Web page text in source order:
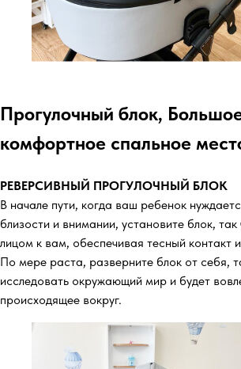
Прогулочный блок,
комфортное спальное
РЕВЕРСИВНЫЙ ПРОГУЛОЧНЫЙ БЛОК
В начале пути, когда ваш ребенок
близости и внимании, установите блок,
лицом к вам, обеспечивая тесный контакт
По мере раста, разверните блок от себя,
исследовать окружающий мир и будет
происходящее вокруг.